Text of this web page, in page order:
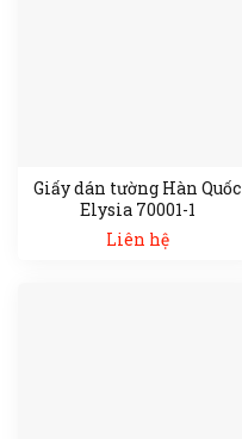
Giấy dán tường Hàn Quốc
Elysia 70001-1
Liên hệ